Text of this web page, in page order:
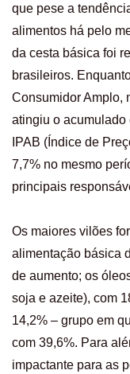
que pese a
alimentos há pelo
da cesta básica foi
brasileiros.
Consumidor Amplo,
atingiu o acumulado
IPAB (Índice de
7,7% no mesmo
principais
Os maiores vilões
alimentação básica
de aumento; os
soja e azeite), com
14,2% – grupo em
com 39,6%. Para
impactante para as